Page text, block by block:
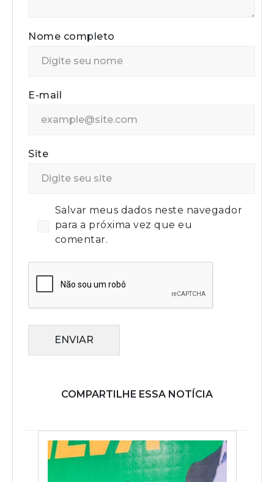
Nome completo
E-mail
Site
Salvar meus dados neste navegador
para a próxima vez que eu
comentar.
ENVIAR
COMPARTILHE ESSA NOTÍCIA